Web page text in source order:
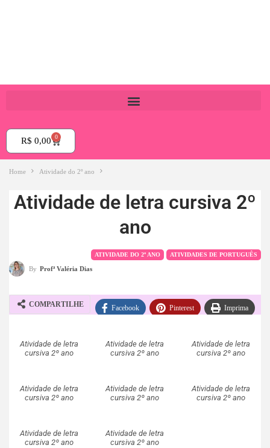
R$ 0,00 0
Home Atividade do 2º ano
Atividade de letra cursiva 2º
ano
ATIVIDADE DO 2º ANO ATIVIDADES DE PORTUGUÊS
By Profª Valéria Dias
COMPARTILHE Facebook Pinterest Imprima
Atividade de letra
cursiva 2º ano
Atividade de letra
cursiva 2º ano
Atividade de letra
cursiva 2º ano
Atividade de letra
cursiva 2º ano
Atividade de letra
cursiva 2º ano
Atividade de letra
cursiva 2º ano
Atividade de letra
cursiva 2º ano
Atividade de letra
cursiva 2º ano